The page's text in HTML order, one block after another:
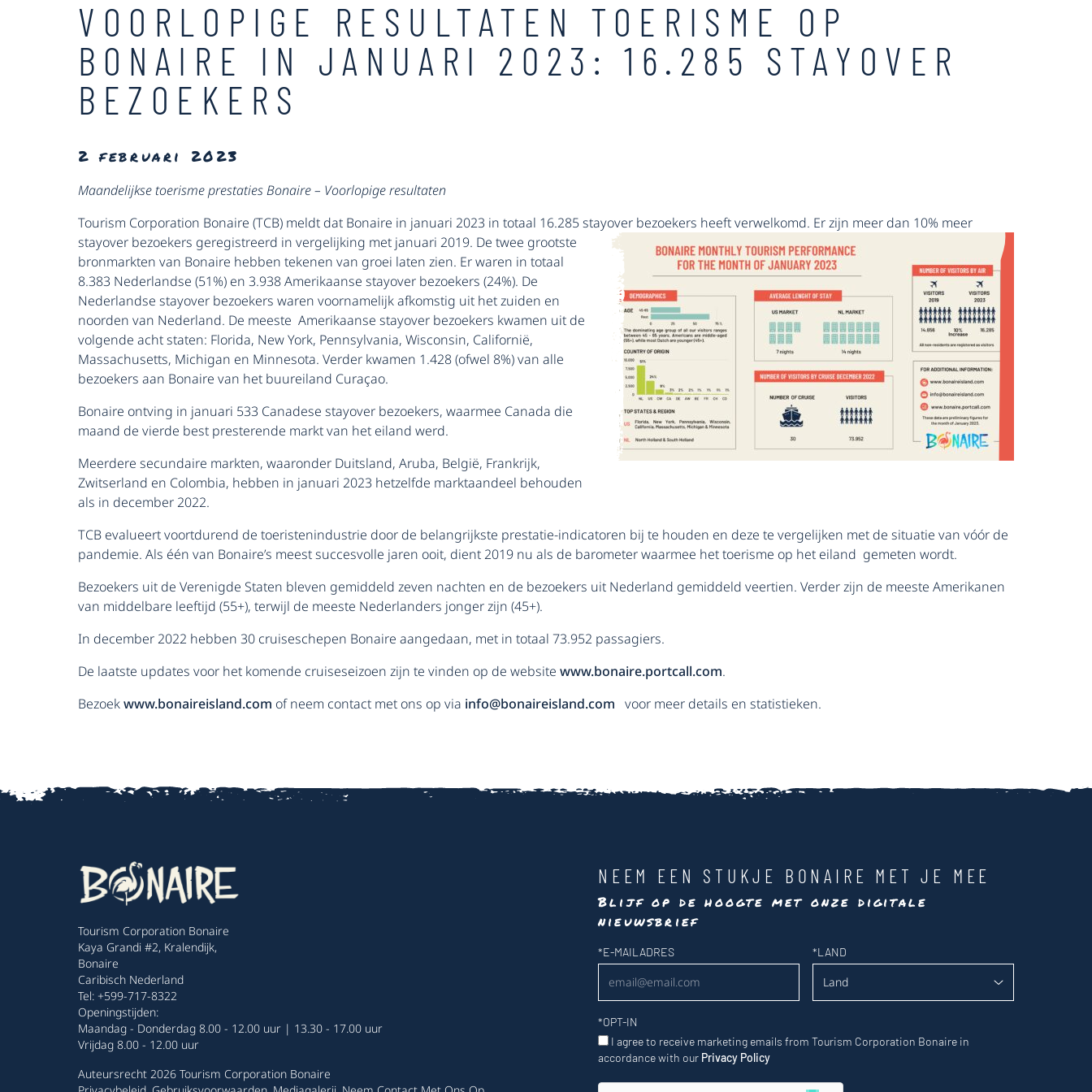
VOORLOPIGE RESULTATEN TOERISME OP
BONAIRE IN JANUARI 2023: 16.285 STAYOVER
BEZOEKERS
2 februari 2023
Maandelijkse toerisme prestaties Bonaire – Voorlopige resultaten
Tourism Corporation Bonaire (TCB) meldt dat Bonaire in januari 2023 in totaal 16.285 stayover bezoekers heeftverwelkomd. Er zijn meer dan 10% meer
stayover bezoekers geregistreerd in vergelijking met januari 2019. De twee grootste
bronmarkten van Bonaire hebben tekenen van groei laten zien. Er waren in totaal
8.383 Nederlandse (51%) en 3.938 Amerikaanse stayover bezoekers (24%). De
Nederlandse stayover bezoekers waren voornamelijk afkomstig uit het zuiden en
noorden van Nederland. De meeste Amerikaanse stayover bezoekers kwamen uit de
volgende acht staten: Florida, New York, Pennsylvania, Wisconsin, Californië,
Massachusetts, Michigan en Minnesota. Verder kwamen 1.428 (ofwel 8%) van alle
bezoekers aan Bonaire van het buureiland Curaçao.
Bonaire ontving in januari 533 Canadese stayover bezoekers, waarmee Canada die
maand de vierde best presterende markt van het eiland werd.
Meerdere secundaire markten, waaronder Duitsland, Aruba, België, Frankrijk,
Zwitserland en Colombia, hebben in januari 2023 hetzelfde marktaandeel behouden
als in december 2022.
TCB evalueert voortdurend de toeristenindustrie door de belangrijkste prestatie-indicatoren bij te houden en deze te vergelijken met de situatie van vóór de
pandemie. Als één van Bonaire’s meest succesvolle jaren ooit, dient 2019 nu als de barometer waarmee het toerisme op het eiland gemeten wordt.
Bezoekers uit de Verenigde Staten bleven gemiddeld zeven nachten en de bezoekers uit Nederland gemiddeld veertien. Verder zijn de meeste Amerikanen
van middelbare leeftijd (55+), terwijl de meeste Nederlanders jonger zijn (45+).
In december 2022 hebben 30 cruiseschepen Bonaire aangedaan, met in totaal 73.952 passagiers.
De laatste updates voor het komende cruiseseizoen zijn te vinden op de website www.bonaire.portcall.com.
Bezoekwww.bonaireisland.com of neem contact met ons op via info@bonaireisland.com voor meer details en statistieken.
Tourism Corporation Bonaire
Kaya Grandi #2, Kralendijk,
Bonaire
Caribisch Nederland
Tel: +599-717-8322
Openingstijden:
Maandag - Donderdag 8.00 - 12.00 uur | 13.30 - 17.00 uur
Vrijdag 8.00 - 12.00 uur
Auteursrecht 2026 Tourism Corporation Bonaire
NEEM EEN STUKJE BONAIRE MET JE MEE
Blijf op de hoogte met onze digitale
nieuwsbrief
Nieuwsbrief
*E-MAILADRES *LAND
*OPT-IN
I agree to receive marketing emails from Tourism Corporation Bonaire in
accordance with our Privacy Policy